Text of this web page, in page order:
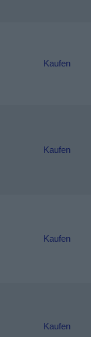
Kaufen
Kaufen
Kaufen
Kaufen